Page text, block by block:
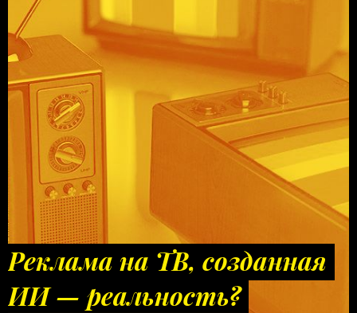
Реклама на ТВ, созданная
ИИ — реальность?